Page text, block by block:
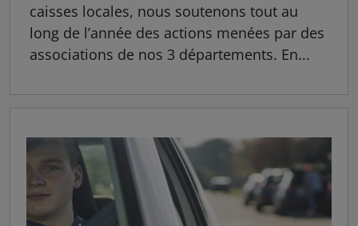
caisses locales, nous soutenons tout au
long de l’année des actions menées par des
associations de nos 3 départements. En...